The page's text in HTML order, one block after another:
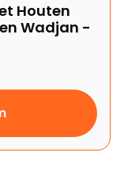
Houten
Wadjan -